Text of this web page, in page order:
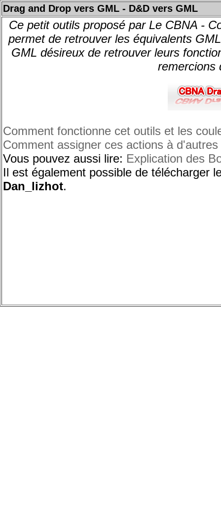
Drag and Drop vers GML - D&D vers GML
Ce petit outils proposé par Le CBNA -
permet de retrouver les équivalents
GML désireux de retrouver leurs
remercions
Comment fonctionne cet outils et les
Comment assigner ces actions à
Vous pouvez aussi lire: Explication des
Il est également possible de télécharger
Dan_lizhot.